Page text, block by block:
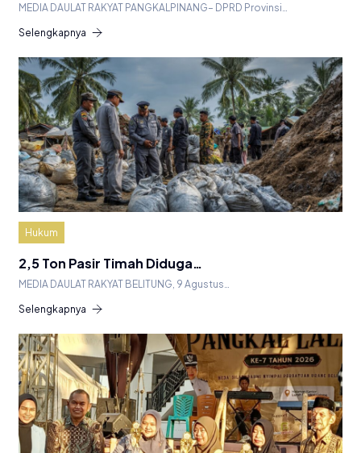
MEDIA DAULAT RAKYAT PANGKALPINANG– DPRD Provinsi…
Selengkapnya
Hukum
2,5 Ton Pasir Timah Diduga…
MEDIA DAULAT RAKYAT BELITUNG, 9 Agustus…
Selengkapnya